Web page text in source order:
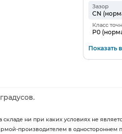
Зазор
CN
Класс
P0
Показать
ни при каких условиях не
производителем в одностороннем